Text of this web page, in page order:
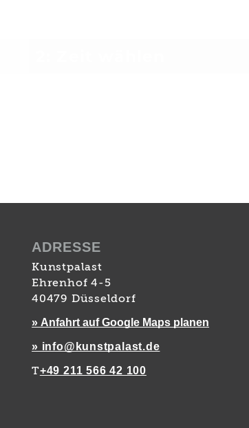
ADRESSE
Kunstpalast
Ehrenhof 4-5
40479 Düsseldorf
» Anfahrt auf Google Maps planen
» info@kunstpalast.de
T+49 211 566 42 100